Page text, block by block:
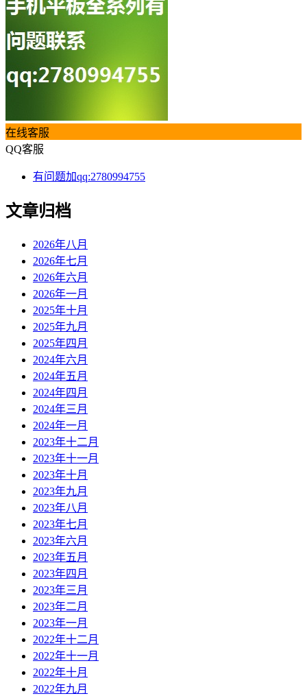
在线客服
QQ客服
有问题加qq:2780994755
文章归档
2026年八月
2026年七月
2026年六月
2026年一月
2025年十月
2025年九月
2025年四月
2024年六月
2024年五月
2024年四月
2024年三月
2024年一月
2023年十二月
2023年十一月
2023年十月
2023年九月
2023年八月
2023年七月
2023年六月
2023年五月
2023年四月
2023年三月
2023年二月
2023年一月
2022年十二月
2022年十一月
2022年十月
2022年九月